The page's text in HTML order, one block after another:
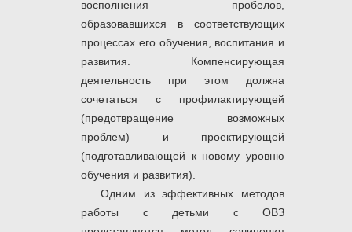
восполнения пробелов,
образовавшихся в соответствующих
процессах его обучения, воспитания и
развития. Компенсирующая
деятельность при этом должна
сочетаться с профилактирующей
(предотвращение возможных
проблем) и проектирующей
(подготавливающей к новому уровню
обучения и развития).
Одним из эффективных методов
работы с детьми с ОВЗ